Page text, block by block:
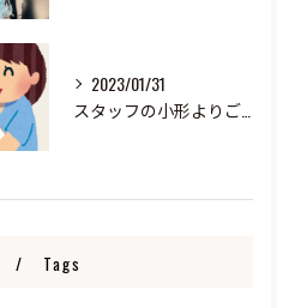
2023/01/31
Tags